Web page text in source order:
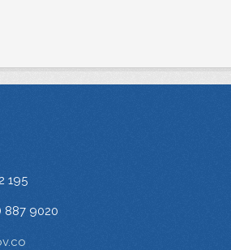
195
887 9020